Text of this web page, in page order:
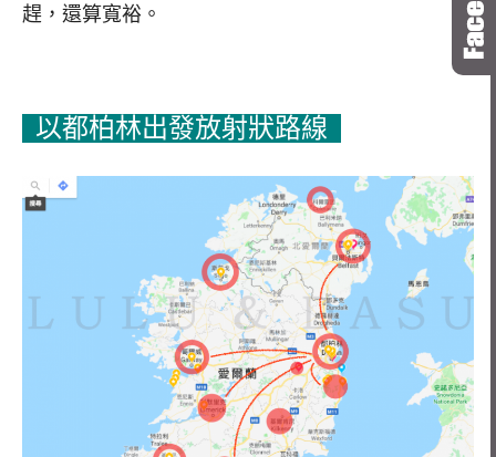
趕，還算寬裕。
以都柏林出發放射狀路線